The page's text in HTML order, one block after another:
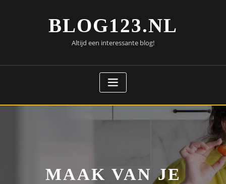
BLOG123.NL
Altijd een interessante blog!
MAAK VAN JE